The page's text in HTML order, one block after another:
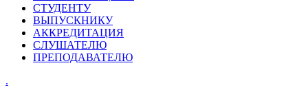
СТУДЕНТУ
ВЫПУСКНИКУ
АККРЕДИТАЦИЯ
СЛУШАТЕЛЮ
ПРЕПОДАВАТЕЛЮ
.